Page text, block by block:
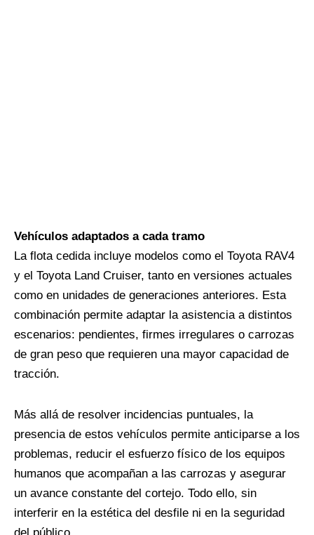
Vehículos adaptados a cada tramo
La flota cedida incluye modelos como el Toyota RAV4
y el Toyota Land Cruiser, tanto en versiones actuales
como en unidades de generaciones anteriores. Esta
combinación permite adaptar la asistencia a distintos
escenarios: pendientes, firmes irregulares o carrozas
de gran peso que requieren una mayor capacidad de
tracción.
Más allá de resolver incidencias puntuales, la
presencia de estos vehículos permite anticiparse a los
problemas, reducir el esfuerzo físico de los equipos
humanos que acompañan a las carrozas y asegurar
un avance constante del cortejo. Todo ello, sin
interferir en la estética del desfile ni en la seguridad